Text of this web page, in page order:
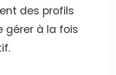
des profils
gérer à la fois